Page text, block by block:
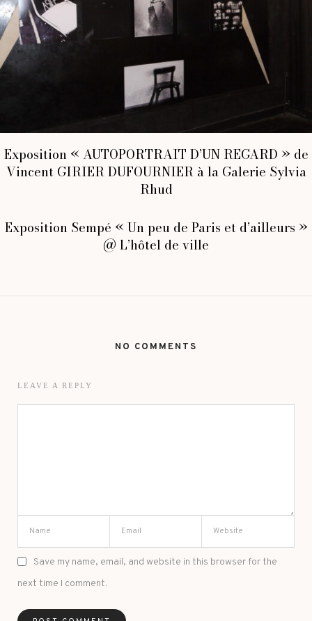
Exposition « AUTOPORTRAIT D’UN REGARD » de
Vincent GIRIER DUFOURNIER à la Galerie Sylvia
Rhud
Exposition Sempé « Un peu de Paris et d’ailleurs »
@ L’hôtel de ville
NO COMMENTS
LEAVE A REPLY
Save my name, email, and website in this browser for the
next time I comment.